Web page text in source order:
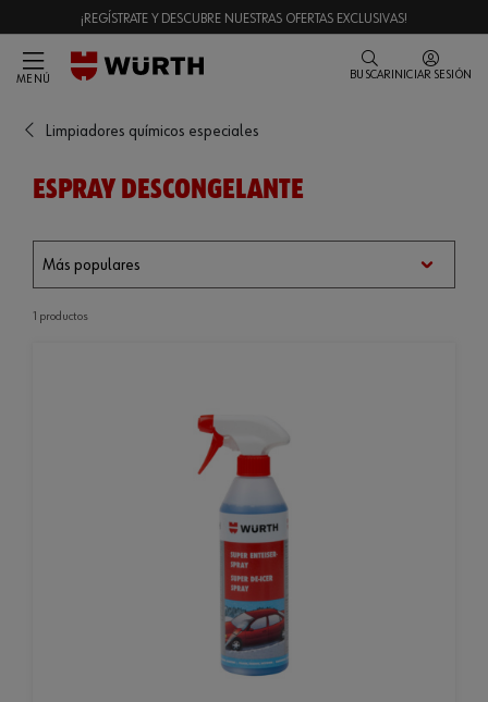
¡REGÍSTRATE Y DESCUBRE NUESTRAS OFERTAS EXCLUSIVAS!
MENÚ BUSCAR INICIAR SESIÓN
Limpiadores químicos especiales
ESPRAY DESCONGELANTE
1 productos